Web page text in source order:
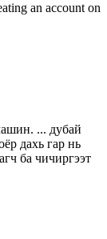
an account on
... дубай
дахь гар нь
ба чичиргээт